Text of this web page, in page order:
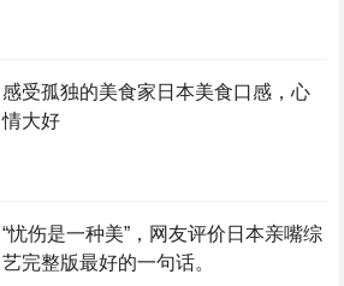
感受孤独的美食家日本美食口感，心
情大好
“忧伤是一种美”，网友评价日本亲嘴综
艺完整版最好的一句话。